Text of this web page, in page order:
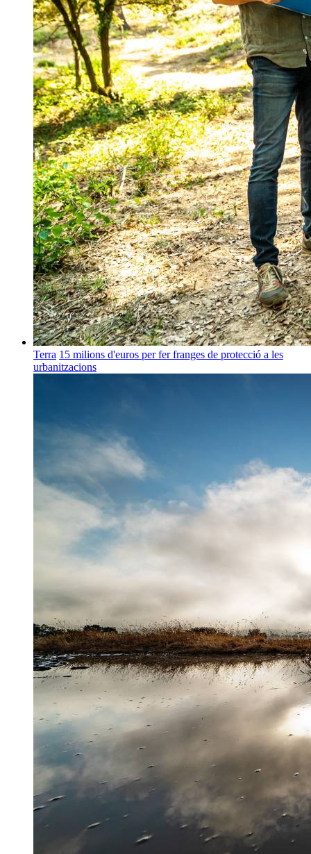
Terra 15 milions d'euros per fer franges de protecció a les
urbanitzacions